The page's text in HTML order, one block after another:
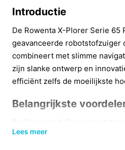
Introductie
De Rowenta X-Plorer Serie 65
geavanceerde robotstofzuiger
combineert met slimme
zijn slanke ontwerp en
efficiënt zelfs de moeilijkste
Belangrijkste
schoonmaakroutine
Lees meer